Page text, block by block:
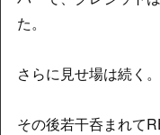
た。
さらに見せ場は続く。
その後若干呑まれて